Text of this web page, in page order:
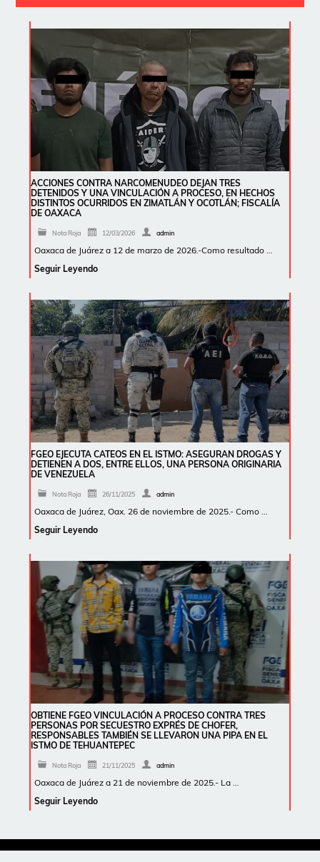
ACCIONES CONTRA NARCOMENUDEO DEJAN TRES
DETENIDOS Y UNA VINCULACIÓN A PROCESO, EN HECHOS
DISTINTOS OCURRIDOS EN ZIMATLÁN Y OCOTLÁN; FISCALÍA
DE OAXACA
Nota Roja 12/03/2026 admin
Oaxaca de Juárez a 12 de marzo de 2026.-Como resultado …
Seguir Leyendo
FGEO EJECUTA CATEOS EN EL ISTMO: ASEGURAN DROGAS Y
DETIENEN A DOS, ENTRE ELLOS, UNA PERSONA ORIGINARIA
DE VENEZUELA
Nota Roja 26/11/2025 admin
Oaxaca de Juárez, Oax. 26 de noviembre de 2025.- Como …
Seguir Leyendo
OBTIENE FGEO VINCULACIÓN A PROCESO CONTRA TRES
PERSONAS POR SECUESTRO EXPRÉS DE CHOFER,
RESPONSABLES TAMBIÉN SE LLEVARON UNA PIPA EN EL
ISTMO DE TEHUANTEPEC
Nota Roja 21/11/2025 admin
Oaxaca de Juárez a 21 de noviembre de 2025.- La …
Seguir Leyendo